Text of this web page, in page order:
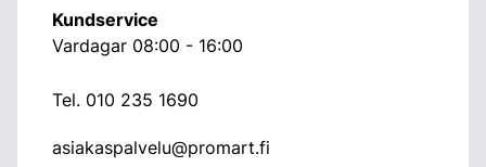
Kundservice
Vardagar 08:00 - 16:00
Tel. 010 235 1690
asiakaspalvelu@promart.fi